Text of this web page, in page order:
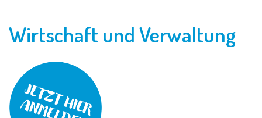
Wirtschaft und Verwaltung